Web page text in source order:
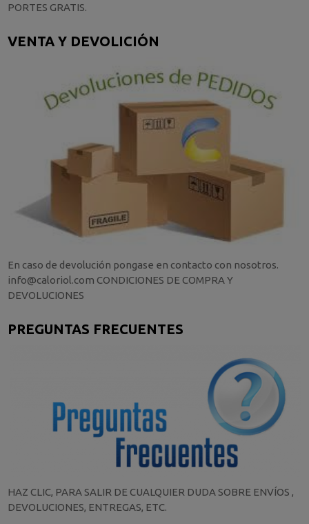
PORTES GRATIS.
VENTA Y DEVOLICIÓN
En caso de devolución pongase en contacto con nosotros.
info@caloriol.com CONDICIONES DE COMPRA Y
DEVOLUCIONES
PREGUNTAS FRECUENTES
HAZ CLIC, PARA SALIR DE CUALQUIER DUDA SOBRE ENVÍOS ,
DEVOLUCIONES, ENTREGAS, ETC.